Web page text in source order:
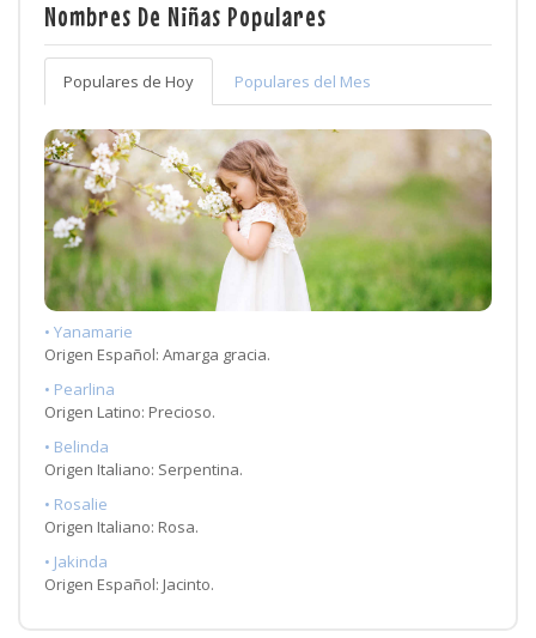
Nombres De Niñas Populares
Populares de Hoy Populares del Mes
• Yanamarie
Origen Español: Amarga gracia.
• Pearlina
Origen Latino: Precioso.
• Belinda
Origen Italiano: Serpentina.
• Rosalie
Origen Italiano: Rosa.
• Jakinda
Origen Español: Jacinto.